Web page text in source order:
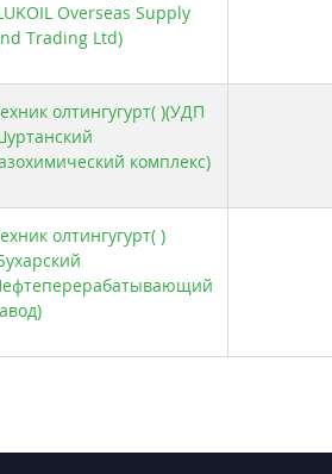
Overseas Supply
Trading Ltd)
олтингугурт( )(УДП
комплекс)
олтингугурт( )